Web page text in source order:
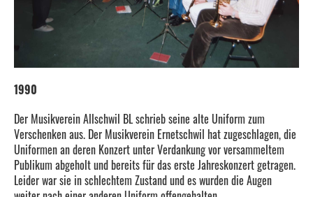
1990
Der Musikverein Allschwil BL schrieb seine alte Uniform zum
Verschenken aus. Der Musikverein Ernetschwil hat zugeschlagen, die
Uniformen an deren Konzert unter Verdankung vor versammeltem
Publikum abgeholt und bereits für das erste Jahreskonzert getragen.
Leider war sie in schlechtem Zustand und es wurden die Augen